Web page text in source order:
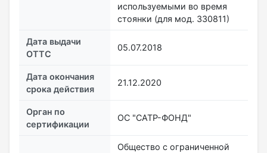
используемыми во время
стоянки (для мод. 330811)
Дата выдачи
ОТТС
05.07.2018
Дата окончания
срока действия
21.12.2020
Орган по
сертификации
ОС "САТР-ФОНД"
Общество с ограниченной